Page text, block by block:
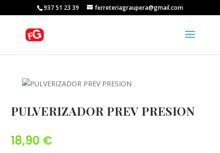
937 51 23 39 ferreteriagraupera@gmail.com
PULVERIZADOR PREV PRESION
18,90 €